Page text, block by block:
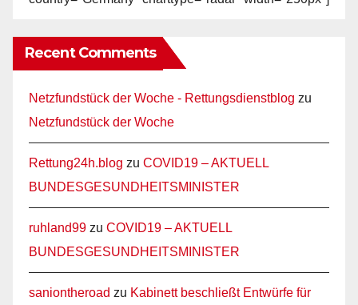
Recent Comments
Netzfundstück der Woche - Rettungsdienstblog zu
Netzfundstück der Woche
Rettung24h.blog zu COVID19 – AKTUELL
BUNDESGESUNDHEITSMINISTER
ruhland99 zu COVID19 – AKTUELL
BUNDESGESUNDHEITSMINISTER
saniontheroad zu Kabinett beschließt Entwürfe für